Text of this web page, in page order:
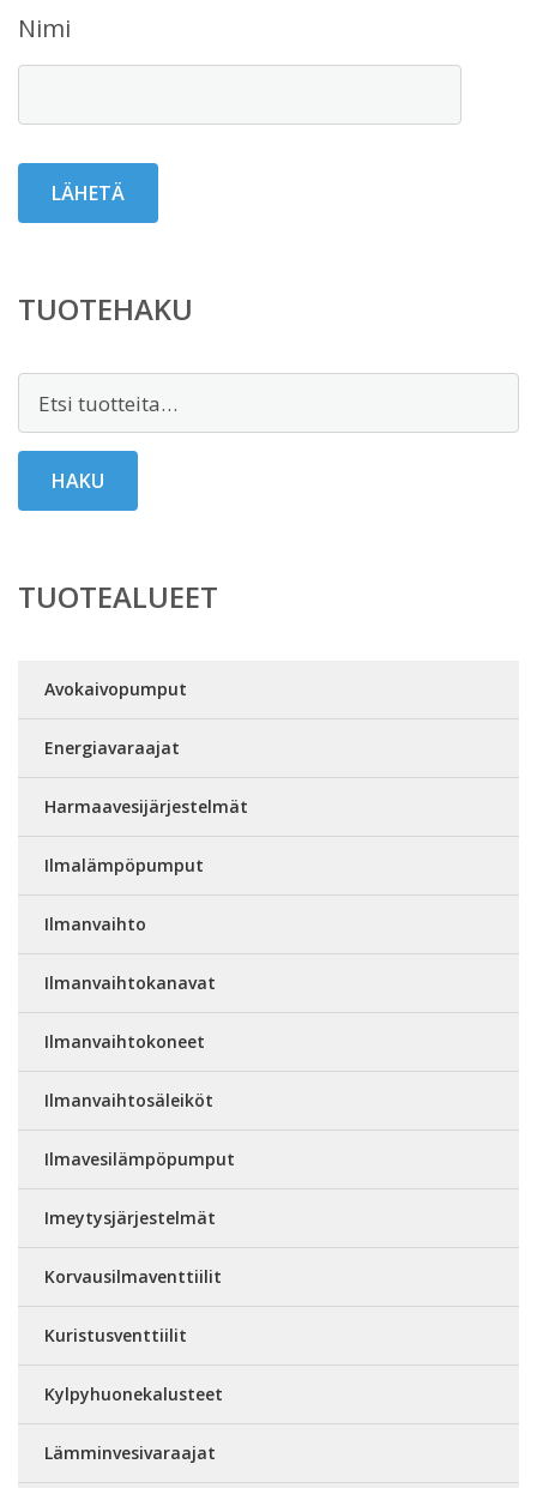
Nimi
TUOTEHAKU
HAKU
TUOTEALUEET
Avokaivopumput
Energiavaraajat
Harmaavesijärjestelmät
Ilmalämpöpumput
Ilmanvaihto
Ilmanvaihtokanavat
Ilmanvaihtokoneet
Ilmanvaihtosäleiköt
Ilmavesilämpöpumput
Imeytysjärjestelmät
Korvausilmaventtiilit
Kuristusventtiilit
Kylpyhuonekalusteet
Lämminvesivaraajat